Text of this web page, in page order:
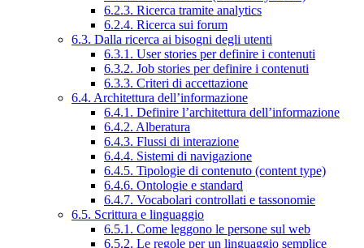
6.2.3. Ricerca tramite analytics
6.2.4. Ricerca sui forum
6.3. Dalla ricerca ai bisogni degli utenti
6.3.1. User stories per definire i contenuti
6.3.2. Job stories per definire i contenuti
6.3.3. Criteri di accettazione
6.4. Architettura dell’informazione
6.4.1. Definire l’architettura dell’informazione
6.4.2. Alberatura
6.4.3. Flussi di interazione
6.4.4. Sistemi di navigazione
6.4.5. Tipologie di contenuto (content type)
6.4.6. Ontologie e standard
6.4.7. Vocabolari controllati e tassonomie
6.5. Scrittura e linguaggio
6.5.1. Come leggono le persone sul web
6.5.2. Le regole per un linguaggio semplice